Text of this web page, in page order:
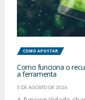
COMO APOSTAR
Como funciona o
a ferramenta
5 DE AGOSTO DE 2026